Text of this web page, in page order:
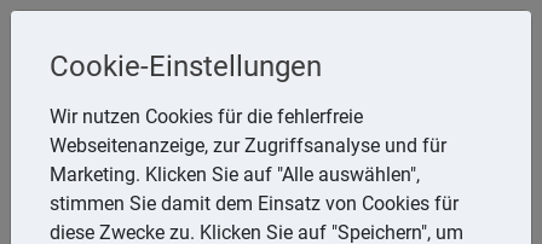
Steuerberaterin
Angela Reining
Aßmannstr. 64, 12587 Berlin
Telefon: 30 577970 -40
E-Mail:reining@steuerberaterinreining.de
Cookie-Einstellungen
Wir nutzen Cookies für die fehlerfreie
Webseitenanzeige, zur Zugriffsanalyse und für
Marketing. Klicken Sie auf "Alle auswählen",
stimmen Sie damit dem Einsatz von Cookies für
diese Zwecke zu. Klicken Sie auf "Speichern", um